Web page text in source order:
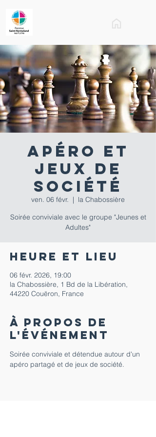
Apéro et
jeux de
société
ven. 06 févr.
  |
la Chabossière
Soirée conviviale avec le groupe "Jeunes et
Adultes"
Heure et lieu
06 févr. 2026, 19:00
la Chabossière, 1 Bd de la Libération,
44220 Couëron, France
À propos de
l'événement
Soirée conviviale et détendue autour d'un
apéro partagé et de jeux de société.